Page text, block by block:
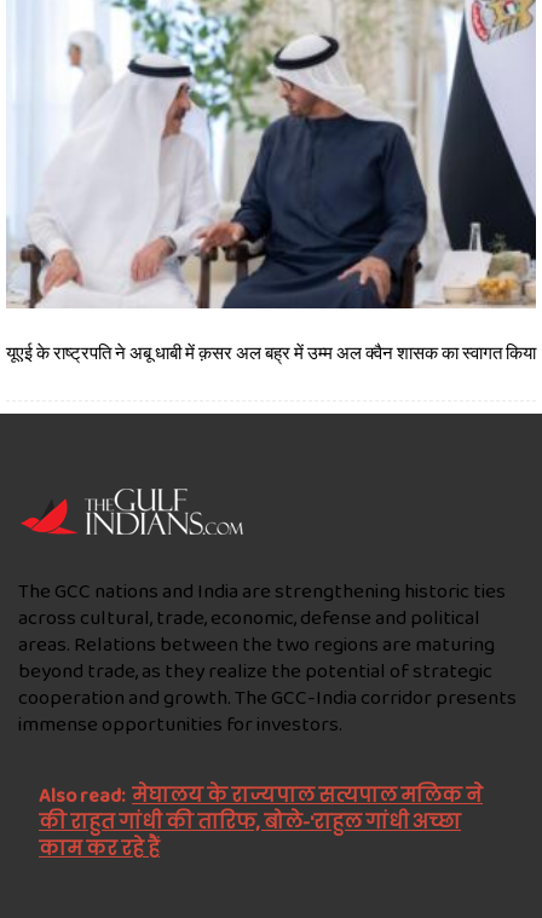
यूएई के राष्ट्रपति ने अबू धाबी में क़सर अल बह्र में उम्म अल क्वैन शासक का स्वागत किया
The GCC nations and India are strengthening historic ties
across cultural, trade, economic, defense and political
areas. Relations between the two regions are maturing
beyond trade, as they realize the potential of strategic
cooperation and growth. The GCC-India corridor presents
immense opportunities for investors.
Also read: मेघालय के राज्यपाल सत्यपाल मलिक ने
की राहुत गांधी की तारिफ, बोले-'राहुल गांधी अच्छा
काम कर रहे हैं